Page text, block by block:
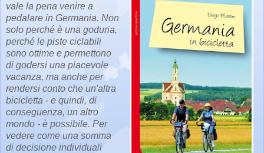
vale la pena venire a
pedalare in Germania. Non
solo perché è una goduria,
perché le piste ciclabili
sono ottime e permettono
di godersi una piacevole
vacanza, ma anche per
rendersi conto che un'altra
bicicletta - e quindi, di
conseguenza, un altro
mondo - è possibile. Per
vedere come una somma
di decisione individuali